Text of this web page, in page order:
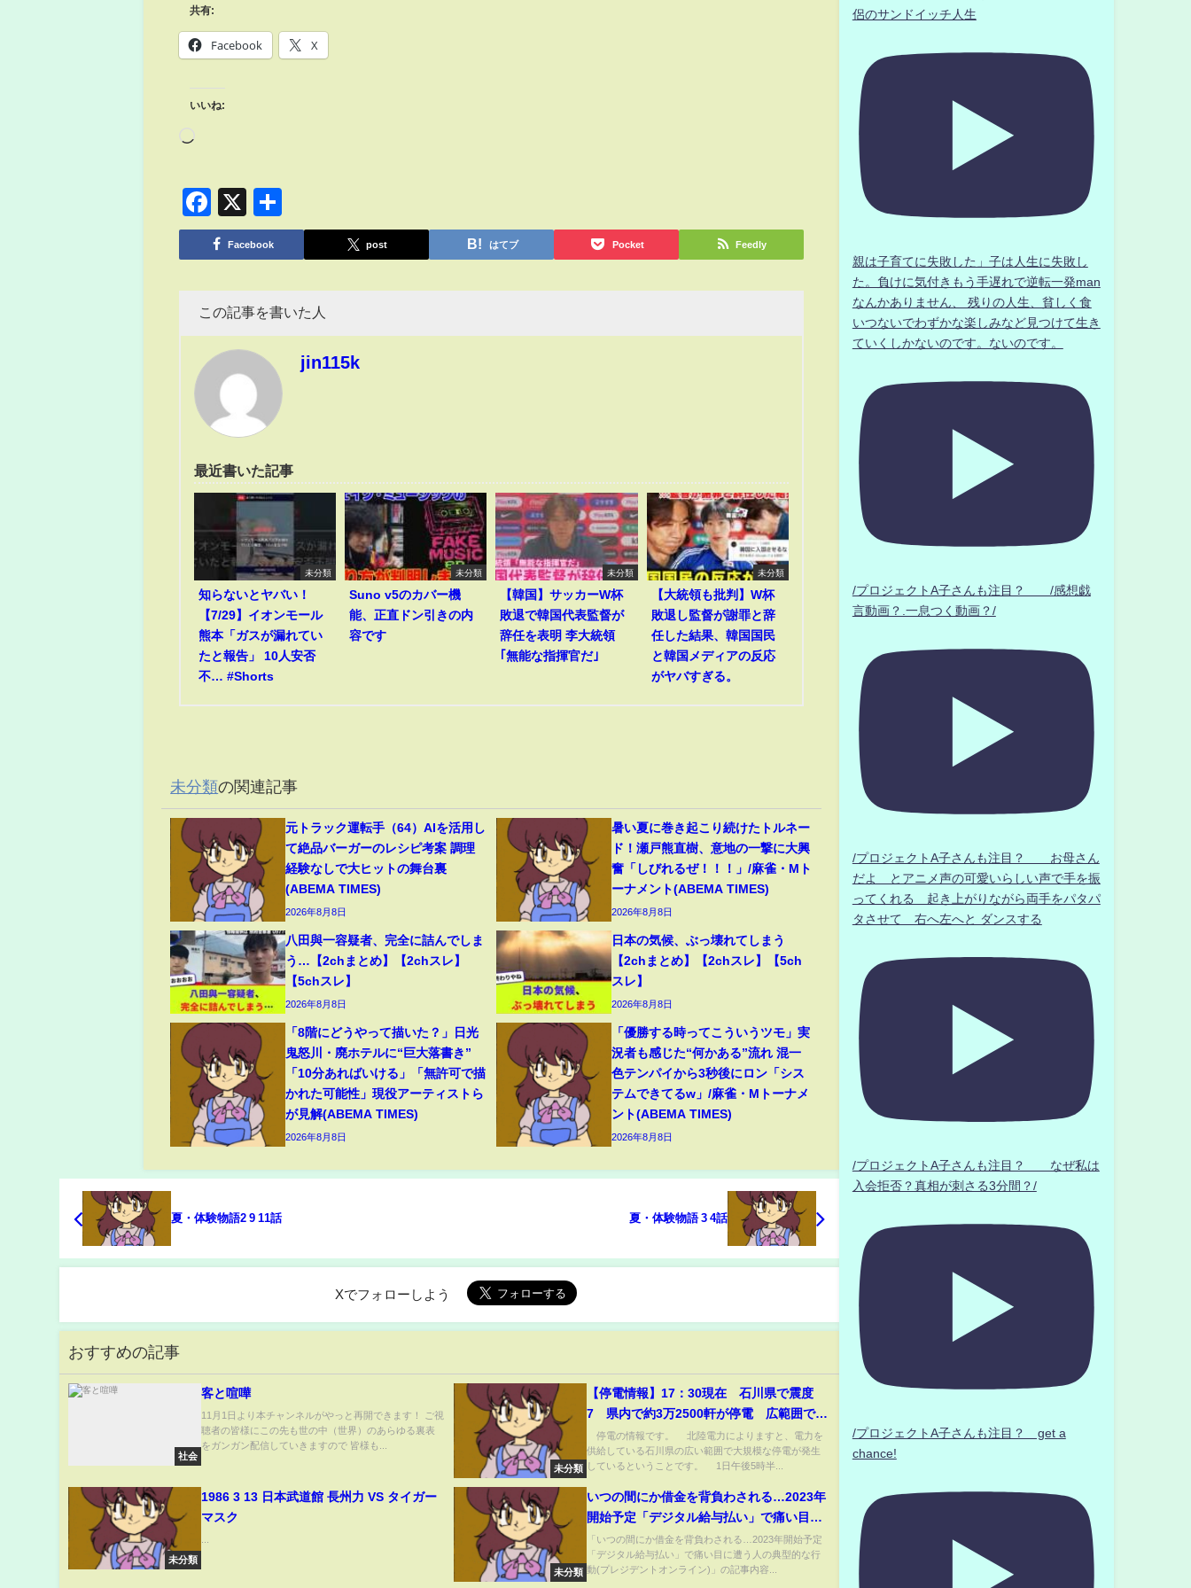
共有:
Facebook X
いいね:
Facebook
X
有
Facebook post はてブ Pocket Feedly
この記事を書いた人
jin115k
最近書いた記事
未分類
知らないとヤバい！
【7/29】イオンモール
熊本「ガスが漏れてい
たと報告」 10人安否
不… #Shorts
未分類
Suno v5のカバー機
能、正直ドン引きの内
容です
未分類
【韓国】サッカーW杯
敗退で韓国代表監督が
辞任を表明 李大統領
｢無能な指揮官だ｣
未分類
【大統領も批判】W杯
敗退し監督が謝罪と辞
任した結果、韓国国民
と韓国メディアの反応
がヤバすぎる。
未分類の関連記事
元トラック運転手（64）AIを活用し
て絶品バーガーのレシピ考案 調理
経験なしで大ヒットの舞台裏
(ABEMA TIMES)
2026年8月8日
暑い夏に巻き起こり続けたトルネー
ド！瀬戸熊直樹、意地の一撃に大興
奮「しびれるぜ！！！」/麻雀・Mト
ーナメント(ABEMA TIMES)
2026年8月8日
八田與一容疑者、完全に詰んでしま
う…【2chまとめ】【2chスレ】
【5chスレ】
2026年8月8日
日本の気候、ぶっ壊れてしまう
【2chまとめ】【2chスレ】【5ch
スレ】
2026年8月8日
「8階にどうやって描いた？」日光
鬼怒川・廃ホテルに“巨大落書き”
「10分あればいける」「無許可で描
かれた可能性」現役アーティストら
が見解(ABEMA TIMES)
2026年8月8日
「優勝する時ってこういうツモ」実
況者も感じた“何かある”流れ 混一
色テンパイから3秒後にロン「シス
テムできてるw」/麻雀・Mトーナメ
ント(ABEMA TIMES)
2026年8月8日
夏・体験物語2 9 11話 夏・体験物語 3 4話
Xでフォローしよう
おすすめの記事
社会
客と喧嘩
11月1日より本チャンネルがやっと再開できます！ ご視
聴者の皆様にこの先も世の中（世界）のあらゆる裏表
をガンガン配信していきますので 皆様も...
未分類
【停電情報】17：30現在 石川県で震度
7 県内で約3万2500軒が停電 広範囲で発
生中(2024年1月1日)
停電の情報です。 北陸電力によりますと、電力を
供給している石川県の広い範囲で大規模な停電が発生
しているということです。 1日午後5時半...
未分類
1986 3 13 日本武道館 長州力 VS タイガー
マスク
未分類
いつの間にか借金を背負わされる…2023年
開始予定「デジタル給与払い」で痛い目に
遭う人の典型的な行動(プレジデントオンラ
イン)
「いつの間にか借金を背負わされる…2023年開始予定
「デジタル給与払い」で痛い目に遭う人の典型的な行
動(プレジデントオンライン)」の記事内容...
侶のサンドイッチ人生
親は子育てに失敗した」子は人生に失敗し
た。負けに気付きもう手遅れで逆転一発man
なんかありません、 残りの人生、貧しく食
いつないでわずかな楽しみなど見つけて生き
ていくしかないのです。ないのです。
/プロジェクトA子さんも注目？ /感想戯
言動画？.一息つく動画？/
/プロジェクトA子さんも注目？ お母さん
だよ とアニメ声の可愛いらしい声で手を振
ってくれる 起き上がりながら両手をパタパ
タさせて 右へ左へと ダンスする
/プロジェクトA子さんも注目？ なぜ私は
入会拒否？真相が刺さる3分間？/
/プロジェクトA子さんも注目？ get a
chance!